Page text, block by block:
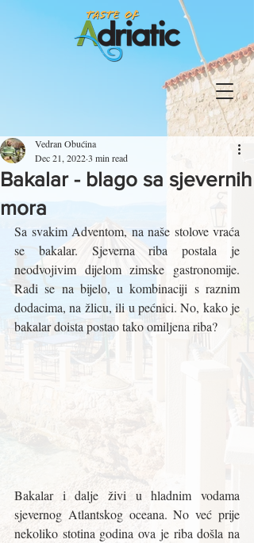
Bakalar - blago sa sjevernih
mora
Vedran Obućina
Dec 21, 20223 min read
Sa svakim Adventom, na naše stolove vraća
se bakalar. Sjeverna riba postala je
neodvojivim dijelom zimske gastronomije.
Radi se na bijelo, u kombinaciji s raznim
dodacima, na žlicu, ili u pećnici. No, kako je
bakalar doista postao tako omiljena riba?
Bakalar i dalje živi u hladnim vodama
sjevernog Atlantskog oceana. No već prije
nekoliko stotina godina ova je riba došla na